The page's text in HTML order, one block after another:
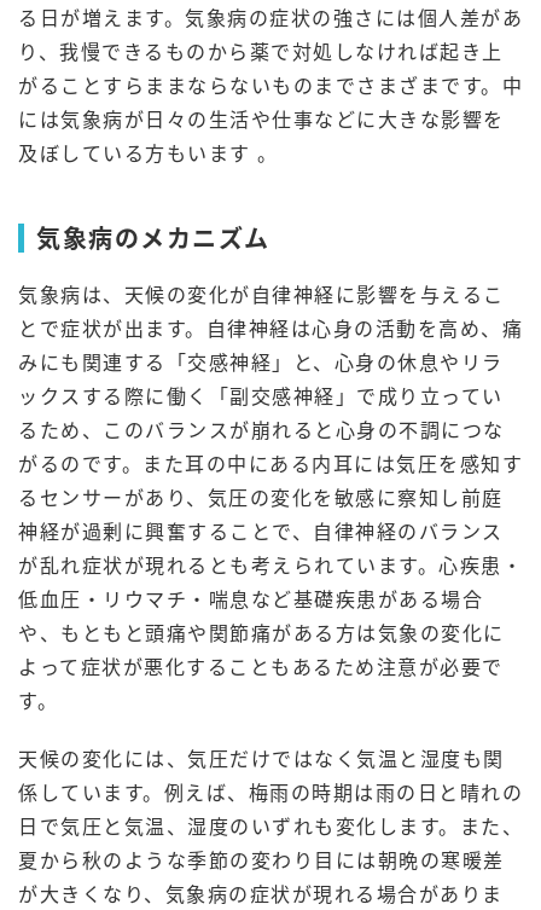
る日が増えます。気象病の症状の強さには個人差があ
り、我慢できるものから薬で対処しなければ起き上
がることすらままならないものまでさまざまです。中
には気象病が日々の生活や仕事などに大きな影響を
及ぼしている方もいます 。
気象病のメカニズム
気象病は、天候の変化が自律神経に影響を与えるこ
とで症状が出ます。自律神経は心身の活動を高め、痛
みにも関連する「交感神経」と、心身の休息やリラ
ックスする際に働く「副交感神経」で成り立ってい
るため、このバランスが崩れると心身の不調につな
がるのです。また耳の中にある内耳には気圧を感知す
るセンサーがあり、気圧の変化を敏感に察知し前庭
神経が過剰に興奮することで、自律神経のバランス
が乱れ症状が現れるとも考えられています。心疾患・
低血圧・リウマチ・喘息など基礎疾患がある場合
や、もともと頭痛や関節痛がある方は気象の変化に
よって症状が悪化することもあるため注意が必要で
す。
天候の変化には、気圧だけではなく気温と湿度も関
係しています。例えば、梅雨の時期は雨の日と晴れの
日で気圧と気温、湿度のいずれも変化します。また、
夏から秋のような季節の変わり目には朝晩の寒暖差
が大きくなり、気象病の症状が現れる場合がありま